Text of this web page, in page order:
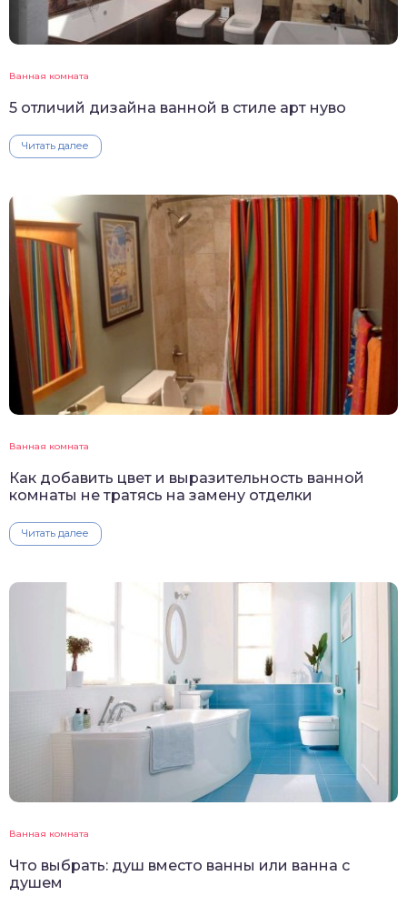
Ванная комната
5 отличий дизайна ванной в стиле арт нуво
Читать далее
Ванная комната
Как добавить цвет и выразительность ванной
комнаты не тратясь на замену отделки
Читать далее
Ванная комната
Что выбрать: душ вместо ванны или ванна с
душем